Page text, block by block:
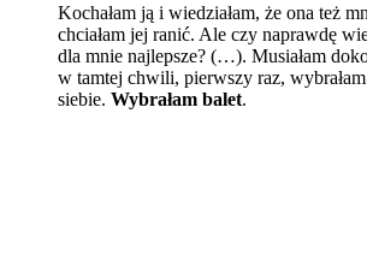
Kochałam ją i wiedziałam, że ona też
chciałam jej ranić. Ale czy naprawdę
dla mnie najlepsze? (…). Musiałam
w tamtej chwili, pierwszy raz, wybrałam
siebie. Wybrałam balet.